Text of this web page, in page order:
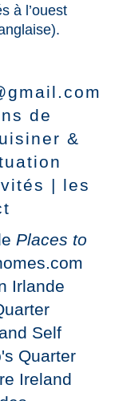
à l’ouest
de
&
| les
Places to
Irlande
Self
Quarter
Ireland